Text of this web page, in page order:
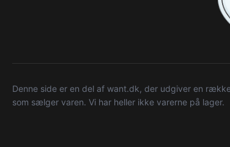
Denne side er en del af want.dk, der udgiver en
som sælger varen. Vi har heller ikke varerne på lager.